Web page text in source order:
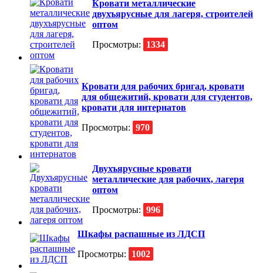
Кровати металлические
двухъярусные для лагеря, строителей
оптом
Просмотры:
1334
Кровати для рабочих бригад, кровати
для общежитий, кровати для студентов,
кровати для интернатов
Просмотры: 970
Двухъярусные кровати
металлические для рабочих, лагеря
оптом
Просмотры: 996
Шкафы распашные из ЛДСП
Просмотры:
1002